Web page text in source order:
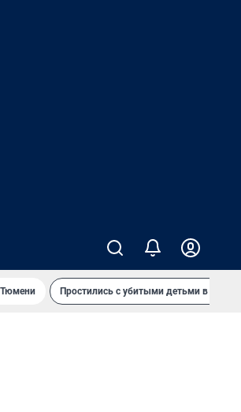
Тюмени Простились с убитыми детьми в